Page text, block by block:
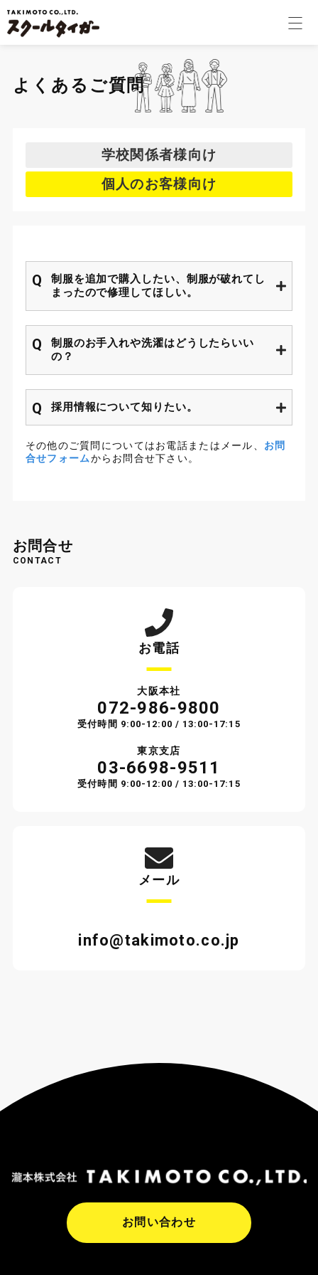
よくあるご質問
学校関係者様向け
個人のお客様向け
制服を追加で購入したい、制服が破れてし
まったので修理してほしい。
制服のお手入れや洗濯はどうしたらいい
の？
採用情報について知りたい。
その他のご質問についてはお電話またはメール、 お問
合せフォームからお問合せ下さい。
お問合せ
CONTACT
お電話
大阪本社
072-986-9800
受付時間 9:00-12:00 / 13:00-17:15
東京支店
03-6698-9511
受付時間 9:00-12:00 / 13:00-17:15
メール
info@takimoto.co.jp
お問い合わせ
オンラインショップ
お問い合わせ
サイトマップ プライバシーポリシー サイトポリシー